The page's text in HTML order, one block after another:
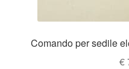
Comando per sedile
€